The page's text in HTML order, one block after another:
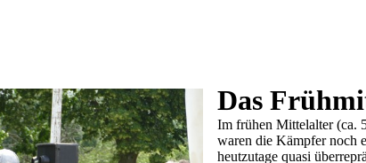
Das
Im frühen Mittelalter (ca.
waren die Kämpfer noch
heutzutage quasi